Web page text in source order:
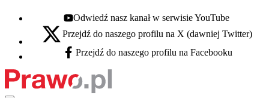
Youtube - otwiera się w nowej karcie
Odwiedź nasz kanał w serwisie YouTube
X - otwiera się w nowej karcie
Przejdź do naszego profilu na X (dawniej Twitter)
Facebook - otwiera się w nowej karcie
Przejdź do naszego profilu na Facebooku